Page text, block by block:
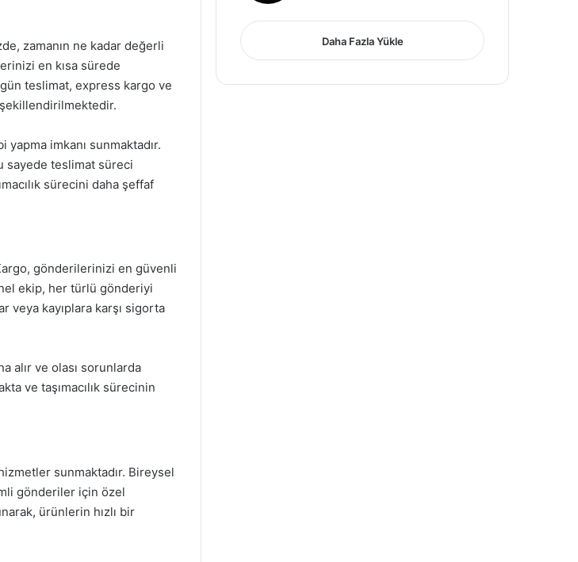
zamanın ne kadar değerli
en kısa sürede
teslimat, express kargo ve
şekillendirilmektedir.
imkanı sunmaktadır.
sayede teslimat süreci
sürecini daha şeffaf
gönderilerinizi en güvenli
ekip, her türlü gönderiyi
veya kayıplara karşı sigorta
alır ve olası sorunlarda
ve taşımacılık sürecinin
sunmaktadır. Bireysel
gönderiler için özel
ürünlerin hızlı bir
Daha Fazla Yükle